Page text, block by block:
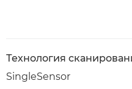
Технология
SingleSensor